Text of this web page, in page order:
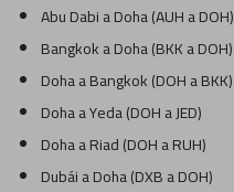
Abu Dabi a Doha (AUH a DOH)
Bangkok a Doha (BKK a DOH)
Doha a Bangkok (DOH a BKK)
Doha a Yeda (DOH a JED)
Doha a Riad (DOH a RUH)
Dubái a Doha (DXB a DOH)